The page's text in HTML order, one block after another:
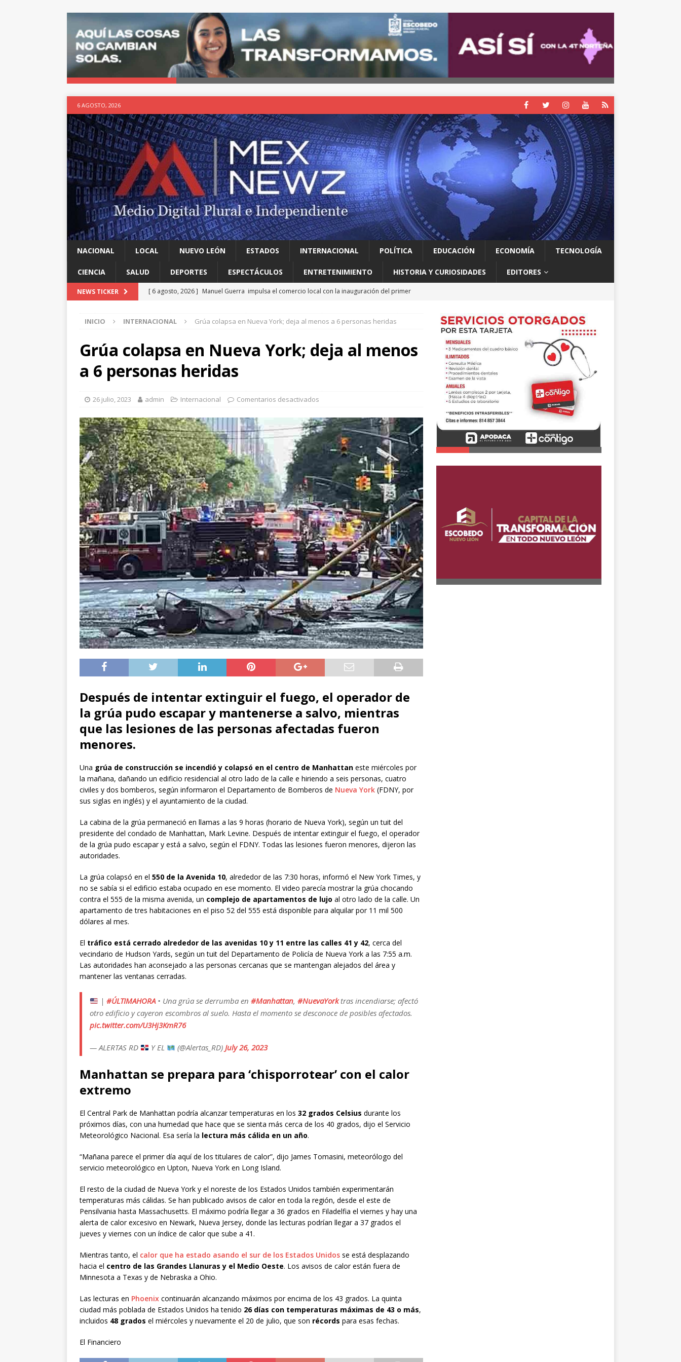
6 AGOSTO, 2026
NACIONAL LOCAL NUEVO LEÓN ESTADOS INTERNACIONAL POLÍTICA EDUCACIÓN ECONOMÍA TECNOLOGÍA
CIENCIA SALUD DEPORTES ESPECTÁCULOS ENTRETENIMIENTO HISTORIA Y CURIOSIDADES EDITORES
NEWS TICKER [ 6 agosto, 2026 ] Manuel Guerra impulsa el comercio local con la inauguración del primer
[ 6 agosto, 2026 ] Escobedo realiza obras que generan progreso
LOCAL
Llama Mijes al ‘modo transformación’ para garantizar un mejor servicio de
agua
[ 6 agosto, 2026 ] Ya cantó el gallo
INICIO INTERNACIONAL Grúa colapsa en Nueva York; deja al menos a 6 personas heridas
Grúa colapsa en Nueva York; deja al menos
a 6 personas heridas
26 julio, 2023 admin Internacional Comentarios desactivados
Después de intentar extinguir el fuego, el operador de
la grúa pudo escapar y mantenerse a salvo, mientras
que las lesiones de las personas afectadas fueron
menores.
Una grúa de construcción se incendió y colapsó en el centro de Manhattan este miércoles por
la mañana, dañando un edificio residencial al otro lado de la calle e hiriendo a seis personas, cuatro
civiles y dos bomberos, según informaron el Departamento de Bomberos de Nueva York (FDNY, por
sus siglas en inglés) y el ayuntamiento de la ciudad.
La cabina de la grúa permaneció en llamas a las 9 horas (horario de Nueva York), según un tuit del
presidente del condado de Manhattan, Mark Levine. Después de intentar extinguir el fuego, el operador
de la grúa pudo escapar y está a salvo, según el FDNY. Todas las lesiones fueron menores, dijeron las
autoridades.
La grúa colapsó en el 550 de la Avenida 10, alrededor de las 7:30 horas, informó el New York Times, y
no se sabía si el edificio estaba ocupado en ese momento. El video parecía mostrar la grúa chocando
contra el 555 de la misma avenida, un complejo de apartamentos de lujo al otro lado de la calle. Un
apartamento de tres habitaciones en el piso 52 del 555 está disponible para alquilar por 11 mil 500
dólares al mes.
El tráfico está cerrado alrededor de las avenidas 10 y 11 entre las calles 41 y 42, cerca del
vecindario de Hudson Yards, según un tuit del Departamento de Policía de Nueva York a las 7:55 a.m.
Las autoridades han aconsejado a las personas cercanas que se mantengan alejados del área y
mantener las ventanas cerradas.
|#ÚLTIMAHORA• Una grúa se derrumba en#Manhattan,#NuevaYorktras incendiarse; afectó
otro edificio y cayeron escombros al suelo. Hasta el momento se desconoce de posibles afectados.
pic.twitter.com/U3Hj3KmR76
— ALERTAS RD Y EL (@Alertas_RD)July 26, 2023
Manhattan se prepara para ‘chisporrotear’ con el calor
extremo
El Central Park de Manhattan podría alcanzar temperaturas en los 32 grados Celsius durante los
próximos días, con una humedad que hace que se sienta más cerca de los 40 grados, dijo el Servicio
Meteorológico Nacional. Esa sería la lectura más cálida en un año.
“Mañana parece el primer día aquí de los titulares de calor”, dijo James Tomasini, meteorólogo del
servicio meteorológico en Upton, Nueva York en Long Island.
El resto de la ciudad de Nueva York y el noreste de los Estados Unidos también experimentarán
temperaturas más cálidas. Se han publicado avisos de calor en toda la región, desde el este de
Pensilvania hasta Massachusetts. El máximo podría llegar a 36 grados en Filadelfia el viernes y hay una
alerta de calor excesivo en Newark, Nueva Jersey, donde las lecturas podrían llegar a 37 grados el
jueves y viernes con un índice de calor que sube a 41.
Mientras tanto, el calor que ha estado asando el sur de los Estados Unidos se está desplazando
hacia el centro de las Grandes Llanuras y el Medio Oeste. Los avisos de calor están fuera de
Minnesota a Texas y de Nebraska a Ohio.
Las lecturas en Phoenix continuarán alcanzando máximos por encima de los 43 grados. La quinta
ciudad más poblada de Estados Unidos ha tenido 26 días con temperaturas máximas de 43 o más,
incluidos 48 grados el miércoles y nuevamente el 20 de julio, que son récords para esas fechas.
El Financiero